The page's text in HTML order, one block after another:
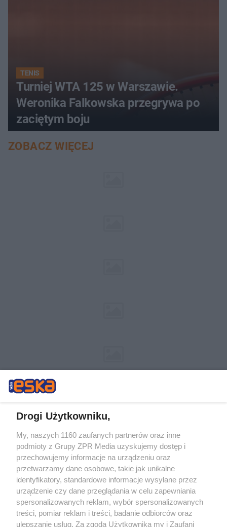
TENIS
Turniej WTA 125 w Warszawie.
Weronika Falkowska przegrywa po
zaciętym boju
ZOBACZ WIĘCEJ
Żaden utwór zamieszczony w serwisie nie może być powielany i
rozpowszechniany lub dalej rozpowszechniany w jakikolwiek sposób (w
tym także elektroniczny lub mechaniczny) na jakimkolwiek polu
eksploatacji w jakiejkolwiek formie, włącznie z umieszczaniem w
Internecie bez pisemnej zgody właściciela praw. Jakiekolwiek użycie lub
wykorzystanie utworów w całości lub w części z naruszeniem prawa,
tzn. bez właściwej zgody, jest zabronione pod groźbą kary i może być
ścigane prawnie.
Drogi Użytkowniku,
My, naszych 1160 zaufanych partnerów oraz inne
podmioty z Grupy ZPR Media uzyskujemy dostęp i
przechowujemy informacje na urządzeniu oraz
przetwarzamy dane osobowe, takie jak unikalne
identyfikatory, standardowe informacje wysyłane przez
urządzenie czy dane przeglądania w celu zapewniania
spersonalizowanych reklam, wybór spersonalizowanych
treści, pomiar reklam i treści, badanie odbiorców oraz
ulepszanie usług. Za zgodą Użytkownika my i Zaufani